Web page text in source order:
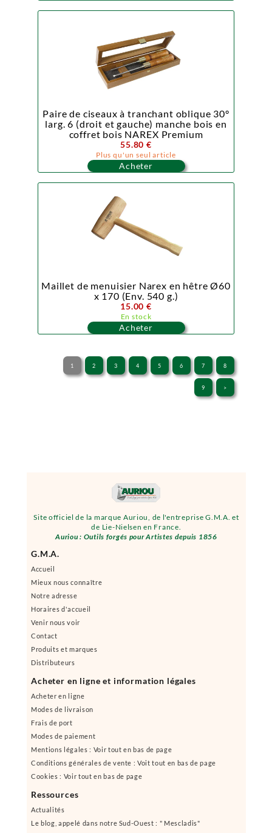
Site officiel de la marque Auriou, de l'entreprise G.M.A. et
de Lie-Nielsen en France.
Auriou : Outils forgés pour Artistes depuis 1856
G.M.A.
Accueil
Mieux nous connaître
Notre adresse
Horaires d'accueil
Venir nous voir
Contact
Produits et marques
Distributeurs
Acheter en ligne et information légales
Acheter en ligne
Modes de livraison
Frais de port
Modes de paiement
Mentions légales : Voir tout en bas de page
Conditions générales de vente : Voit tout en bas de page
Cookies : Voir tout en bas de page
Ressources
Actualités
Le blog, appelé dans notre Sud-Ouest : " Mescladis"
Paire de ciseaux à tranchant oblique 30°
larg. 6 (droit et gauche) manche bois en
coffret bois NAREX Premium
55.80 €
Plus qu'un seul article
Acheter
Maillet de menuisier Narex en hêtre Ø60
x 170 (Env. 540 g.)
15.00 €
En stock
Acheter
1 2 3 4 5 6 7 8
9 >